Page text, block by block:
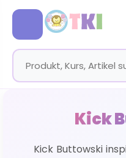
Kick
Kick Buttowski